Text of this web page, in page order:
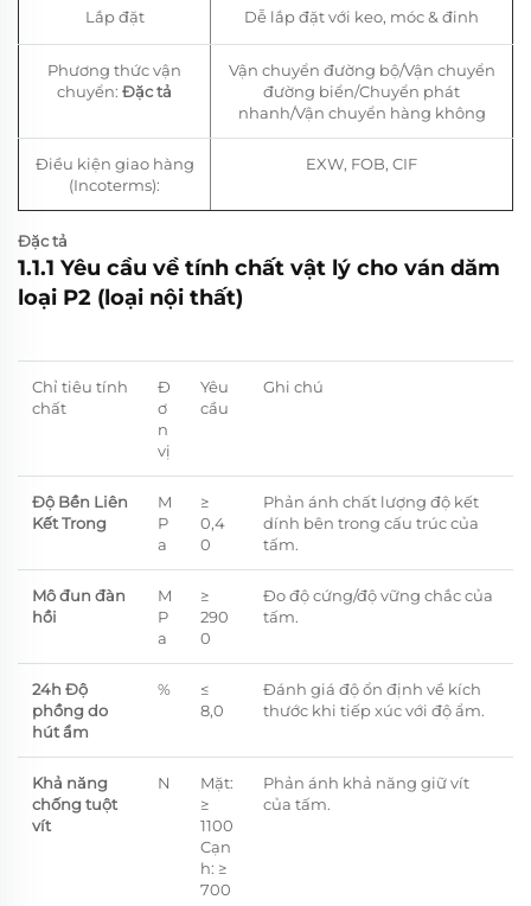
Lắp đặt Dễ lắp đặt với keo, móc & đinh
Phương thức vận
chuyển: Đặc tả
Vận chuyển đường bộ/Vận chuyển
đường biển/Chuyển phát
nhanh/Vận chuyển hàng không
Điều kiện giao hàng
(Incoterms):
EXW, FOB, CIF
Đặc tả
1.1.1 Yêu cầu về tính chất vật lý cho ván dăm
loại P2 (loại nội thất)
Chỉ tiêu tính
chất
Đ
ơ
n
vị
Yêu
cầu
Ghi chú
Độ Bền Liên
Kết Trong
M
P
a
≥
0,4
0
Phản ánh chất lượng độ kết
dính bên trong cấu trúc của
tấm.
Mô đun đàn
hồi
M
P
a
≥
290
0
Đo độ cứng/độ vững chắc của
tấm.
24h Độ
phồng do
hút ẩm
%
≤
8,0
Đánh giá độ ổn định về kích
thước khi tiếp xúc với độ ẩm.
Khả năng
chống tuột
vít
N
Mặt:
≥
1100
Cạn
h: ≥
700
Phản ánh khả năng giữ vít
của tấm.